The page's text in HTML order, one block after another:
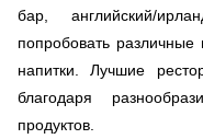
бар, английский/
попробовать
напитки. Лучшие
благодаря
продуктов.